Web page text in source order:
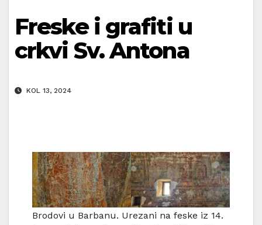
Freske i grafiti u
crkvi Sv. Antona
KOL 13, 2024
Brodovi u Barbanu. Urezani na feske iz 14.